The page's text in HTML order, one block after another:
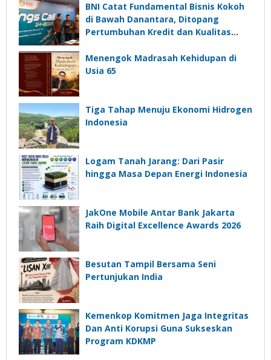
BNI Catat Fundamental Bisnis Kokoh
di Bawah Danantara, Ditopang
Pertumbuhan Kredit dan Kualitas
Menengok Madrasah Kehidupan di
Usia 65
Tiga Tahap Menuju Ekonomi Hidrogen
Indonesia
Logam Tanah Jarang: Dari Pasir
hingga Masa Depan Energi Indonesia
JakOne Mobile Antar Bank Jakarta
Raih Digital Excellence Awards 2026
Besutan Tampil Bersama Seni
Pertunjukan India
Kemenkop Komitmen Jaga Integritas
Dan Anti Korupsi Guna Sukseskan
Program KDKMP